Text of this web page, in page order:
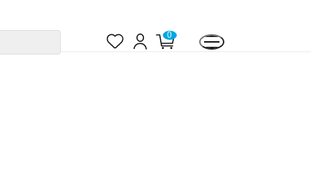
ロ
0